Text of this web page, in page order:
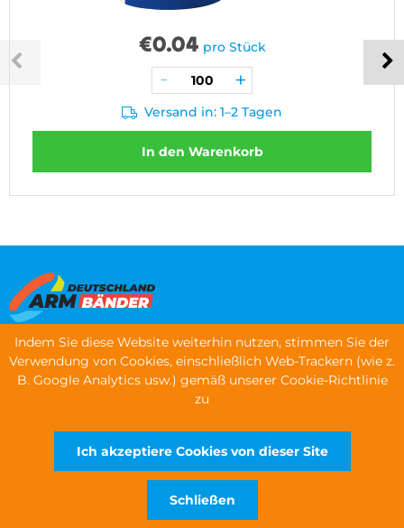
€0.04 pro Stück
Versand in: 1–2 Tagen
In den Warenkorb
Speisekarte
Kontaktinformationen
URHEBERRECHTE © 2026 WRISTBANDS EUROPE LTD
Indem Sie diese Website weiterhin nutzen, stimmen Sie der
Verwendung von Cookies, einschließlich Web-Trackern (wie z.
B. Google Analytics usw.) gemäß unserer Cookie-Richtlinie
zu
Ich akzeptiere Cookies von dieser Site
Schließen